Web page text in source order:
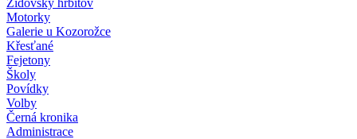
Motorky
Galerie u Kozorožce
Křesťané
Fejetony
Školy
Povídky
Volby
Černá kronika
Administrace